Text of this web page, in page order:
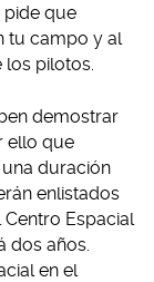
pide que
tu campo y al
pilotos.
demostrar
ello que
duración
enlistados
Espacial
dos años.
en el